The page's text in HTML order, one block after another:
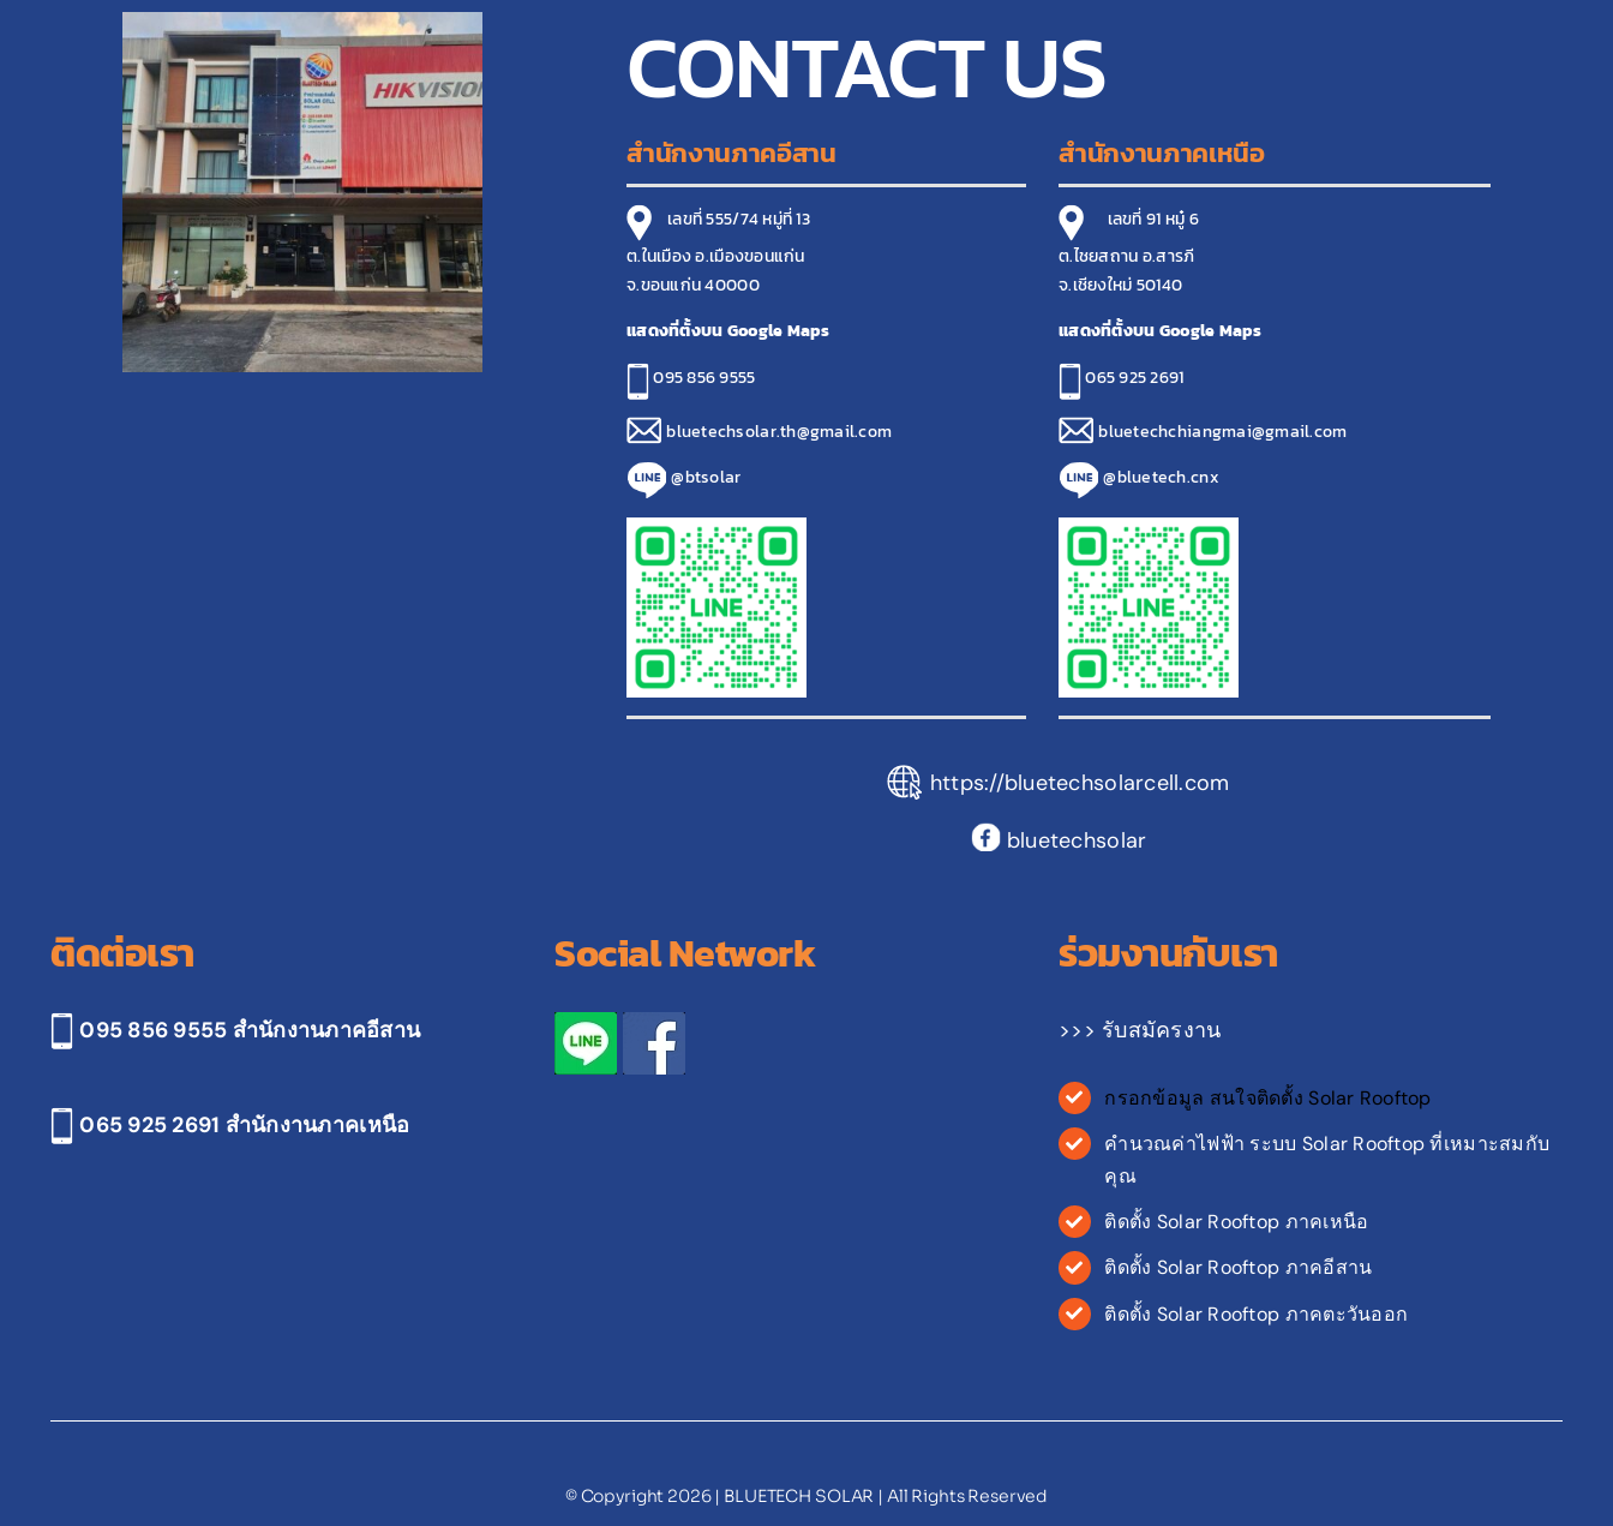
CONTACT US
สำนักงานภาคอีสาน
เลขที่ 555/74 หมู่ที่ 13
ต.ในเมือง อ.เมืองขอนแก่น
จ.ขอนแก่น 40000
แสดงที่ตั้งบน Google Maps
095 856 9555
bluetechsolar.th@gmail.com
@btsolar
สำนักงานภาคเหนือ
เลขที่ 91 หมู๋ 6
ต.ไชยสถาน อ.สารภี
จ.เชียงใหม่ 50140
แสดงที่ตั้งบน Google Maps
065 925 2691
bluetechchiangmai@gmail.com
@bluetech.cnx
https://bluetechsolarcell.com
bluetechsolar
ติดต่อเรา
095 856 9555 สำนักงานภาคอีสาน
065 925 2691 สำนักงานภาคเหนือ
Social Network ร่วมงานกับเรา
>>> รับสมัครงาน
กรอกข้อมูล สนใจติดตั้ง Solar Rooftop
คำนวณค่าไฟฟ้า ระบบ Solar Rooftop ที่เหมาะสมกับ
คุณ
ติดตั้ง Solar Rooftop ภาคเหนือ
ติดตั้ง Solar Rooftop ภาคอีสาน
ติดตั้ง Solar Rooftop ภาคตะวันออก
© Copyright 2026 | BLUETECH SOLAR | All Rights Reserved